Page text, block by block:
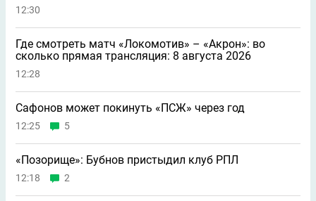
12:30
Где смотреть матч «Локомотив» – «Акрон»: во
сколько прямая трансляция: 8 августа 2026
12:28
Сафонов может покинуть «ПСЖ» через год
12:25 5
«Позорище»: Бубнов пристыдил клуб РПЛ
12:18 2